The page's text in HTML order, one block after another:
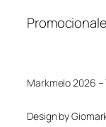
Markmelo 2026
Design by